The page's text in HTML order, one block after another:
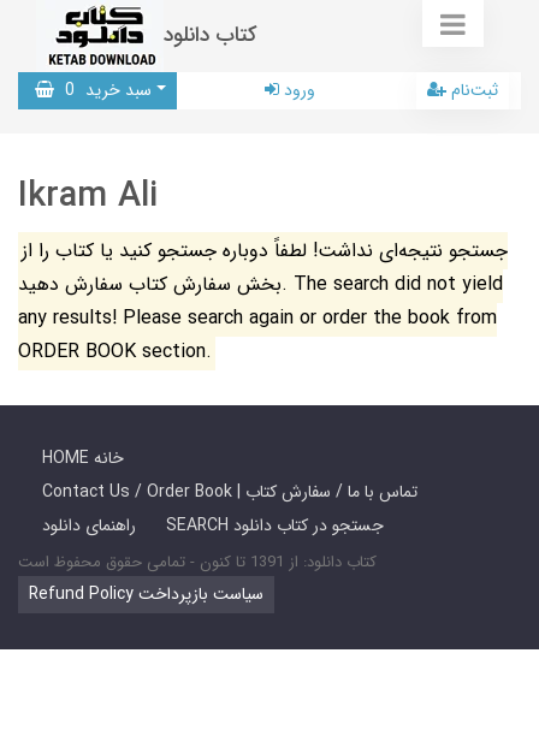
کتاب دانلود
سبد خرید 0 ورود ثبت‌نام
Ikram Ali
جستجو نتیجه‌ای نداشت! لطفاً دوباره جستجو کنید یا کتاب را از
بخش سفارش کتاب سفارش دهید. The search did not yield
any results! Please search again or order the book from
ORDER BOOK section.
HOME خانه
Contact Us / Order Book | تماس با ما / سفارش کتاب
راهنمای دانلود
SEARCH جستجو در کتاب دانلود
کتاب دانلود: از 1391 تا کنون - تمامی حقوق محفوظ است
Refund Policy سیاست بازپرداخت